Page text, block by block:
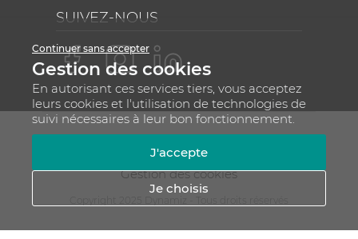
SUIVEZ-NOUS
RGPD - Gestion de vos données personnelles
Gestion des cookies
Continuer sans accepter
Gestion des cookies
En autorisant ces services tiers, vous acceptez
leurs cookies et l'utilisation de technologies de
suivi nécessaires à leur bon fonctionnement.
Je choisis
J'accepte